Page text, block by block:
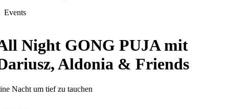
Events
Night GONG PUJA mit
Aldonia & Friends
Nacht um tief zu tauchen